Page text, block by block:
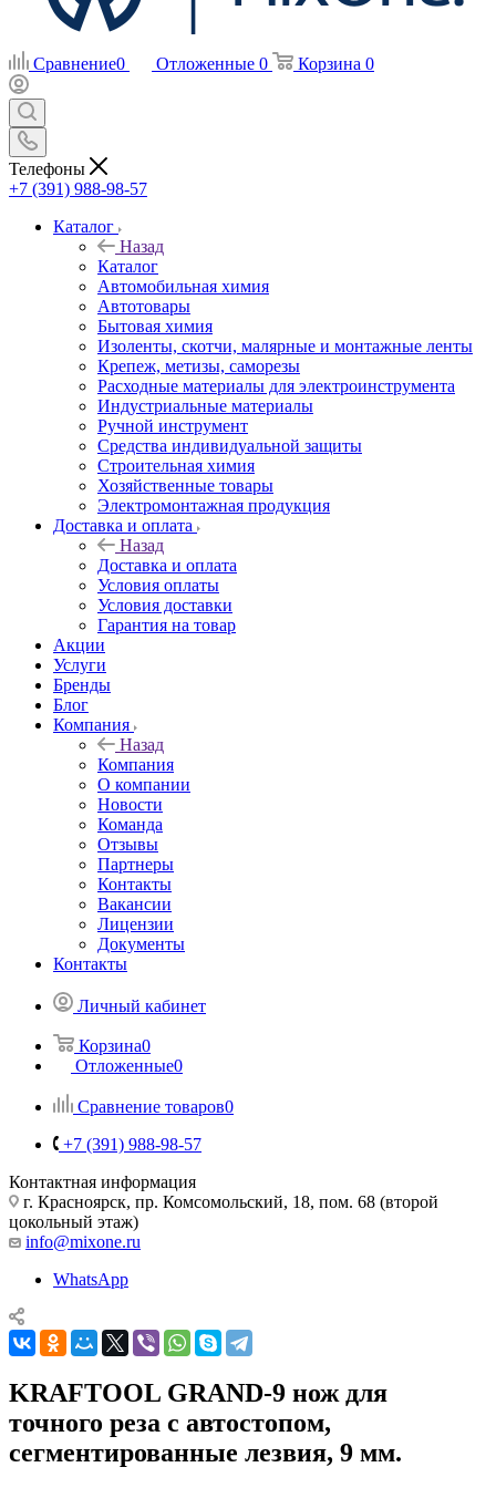
Сравнение0 Отложенные 0 Корзина 0
Телефоны
+7 (391) 988-98-57
Каталог
Назад
Каталог
Автомобильная химия
Автотовары
Бытовая химия
Изоленты, скотчи, малярные и монтажные ленты
Крепеж, метизы, саморезы
Расходные материалы для электроинструмента
Индустриальные материалы
Ручной инструмент
Средства индивидуальной защиты
Строительная химия
Хозяйственные товары
Электромонтажная продукция
Доставка и оплата
Назад
Доставка и оплата
Условия оплаты
Условия доставки
Гарантия на товар
Акции
Услуги
Бренды
Блог
Компания
Назад
Компания
О компании
Новости
Команда
Отзывы
Партнеры
Контакты
Вакансии
Лицензии
Документы
Контакты
Личный кабинет
Корзина0
Отложенные0
Сравнение товаров0
+7 (391) 988-98-57
Контактная информация
г. Красноярск, пр. Комсомольский, 18, пом. 68 (второй
цокольный этаж)
info@mixone.ru
WhatsApp
KRAFTOOL GRAND-9 нож для
точного реза с автостопом,
сегментированные лезвия, 9 мм.